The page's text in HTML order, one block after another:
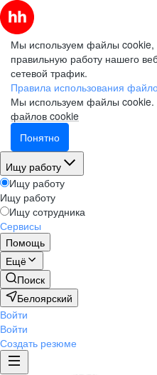
Мы используем файлы cookie,
правильную работу нашего
сетевой трафик.
Правила использования
Мы используем файлы cookie.
файлов cookie
Понятно
Ищу работу
Ищу работу
Ищу работу
Ищу сотрудника
Сервисы
Помощь
Ещё
Поиск
Белоярский
Войти
Войти
Создать резюме